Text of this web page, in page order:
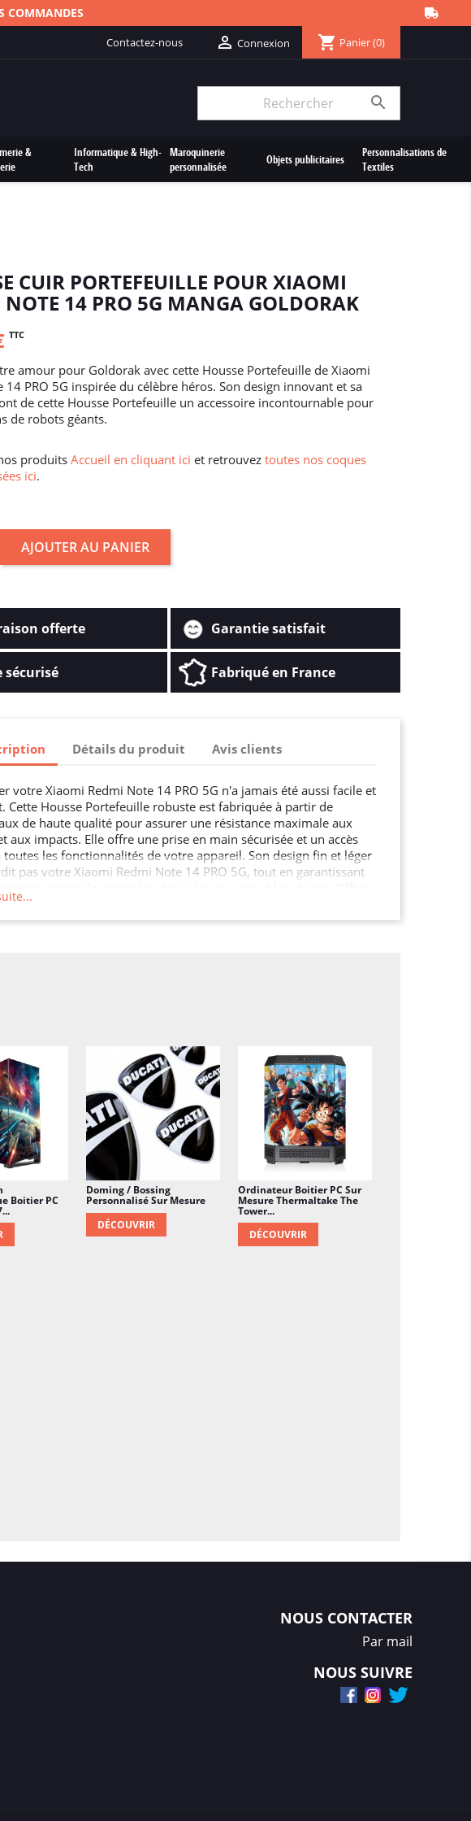
COMMANDES
Contactez-nous  Connexion shopping_cart Panier(0)

&
Informatique & High-
Tech
Maroquinerie
personnalisée
Objets publicitaires
Personnalisations de
Textiles
CUIR PORTEFEUILLE POUR XIAOMI
NOTE 14 PRO 5G MANGA GOLDORAK
TTC
amour pour Goldorak avec cette Housse Portefeuille de Xiaomi
14 PRO 5G inspirée du célèbre héros. Son design innovant et sa
de cette Housse Portefeuille un accessoire incontournable pour
de robots géants.
produits Accueil en cliquant ici et retrouvez toutes nos coques
ici.
AJOUTER AU PANIER
offerte Garantie satisfait
sécurisé Fabriqué en France
Détails du produit Avis clients
votre Xiaomi Redmi Note 14 PRO 5G n'a jamais été aussi facile et
Cette Housse Portefeuille robuste est fabriquée à partir de
de haute qualité pour assurer une résistance maximale aux
aux impacts. Elle offre une prise en main sécurisée et un accès
toutes les fonctionnalités de votre appareil. Son design fin et léger
pas votre Xiaomi Redmi Note 14 PRO 5G, tout en garantissant
Xiaomi Redmi Note 14 PRO 5G la protection qu'il mérite.
Boitier PC
Doming / Bossing
Personnalisé Sur Mesure
DÉCOUVRIR
Ordinateur Boitier PC Sur
Mesure Thermaltake The
Tower...
DÉCOUVRIR
NOUS CONTACTER
Par mail
NOUS SUIVRE